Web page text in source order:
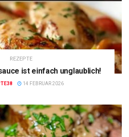
REZEPTE
ist einfach unglaublich!
14 FEBRUAR 2026